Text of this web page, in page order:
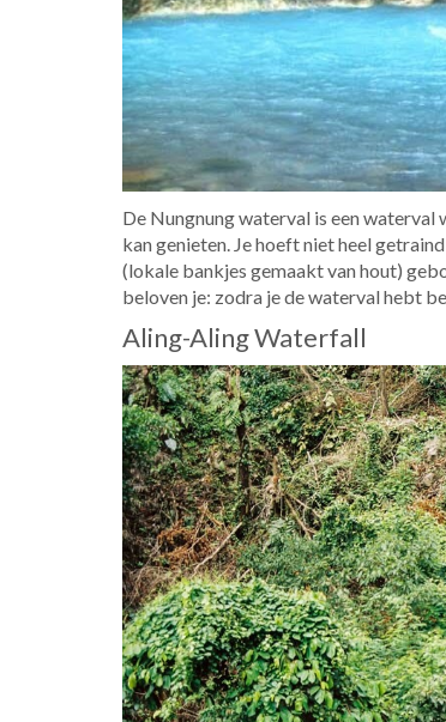
De Nungnung waterval is een waterval
kan genieten. Je hoeft niet heel
(lokale bankjes gemaakt van hout)
beloven je: zodra je de waterval hebt
Aling-Aling Waterfall